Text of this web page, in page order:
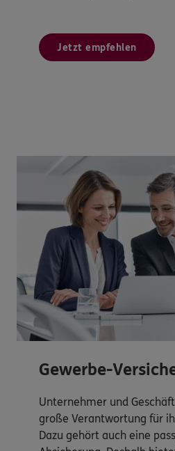
Jetzt empfehlen
Gewerbe-
Unternehmer und
große Verantwortung für
Dazu gehört auch eine